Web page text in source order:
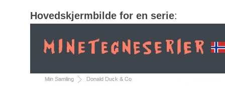
Hovedskjermbilde for en serie: